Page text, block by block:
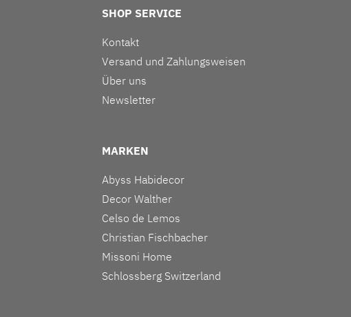
SHOP SERVICE
Kontakt
Versand und Zahlungsweisen
Über uns
Newsletter
MARKEN
Abyss Habidecor
Decor Walther
Celso de Lemos
Christian Fischbacher
Missoni Home
Schlossberg Switzerland